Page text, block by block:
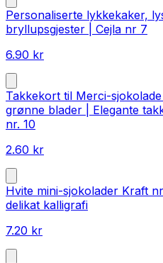
Personaliserte lykkekaker,
bryllupsgjester | Cejla nr 7
6.90 kr
Takkekort til Merci-
grønne blader | Elegante
nr. 10
2.60 kr
Hvite mini-sjokolader Kraft
delikat kalligrafi
7.20 kr